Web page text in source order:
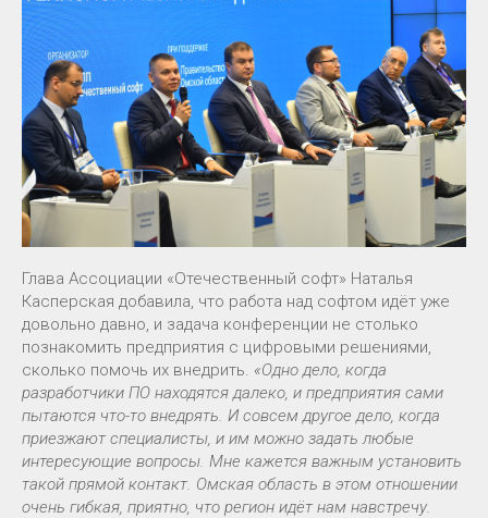
Глава Ассоциации «Отечественный софт» Наталья
Касперская добавила, что работа над софтом идёт уже
довольно давно, и задача конференции не столько
познакомить предприятия с цифровыми решениями,
сколько помочь их внедрить. «Одно дело, когда
разработчики ПО находятся далеко, и предприятия сами
пытаются что-то внедрять. И совсем другое дело, когда
приезжают специалисты, и им можно задать любые
интересующие вопросы. Мне кажется важным установить
такой прямой контакт. Омская область в этом отношении
очень гибкая, приятно, что регион идёт нам навстречу.